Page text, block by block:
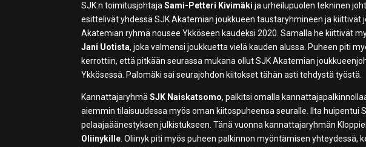
SJK:n toimitusjohtajaSami-Petteri Kivimäkija urheilupuolen tekninen
esittelivät yhdessä SJK Akatemian joukkueen taustaryhmineen ja
Akatemian ryhmä nousee Ykköseen kaudeksi 2020. Samalla he kiittivät
Jani Uotista, joka valmensi joukkuetta vielä kauden alussa. Puheen piti
kerrottiin, että pitkään seurassa mukana ollut SJK Akatemian
Ykkösessä. Palomäki sai seurajohdon kiitokset tähän asti tehdystä työstä.
KannattajaryhmäSJK Naiskatsomo, palkitsi omalla
aiemmin tilaisuudessa myös oman kiitospuheensa seuralle. Ilta huipentui
pelaajaäänestyksen julkistukseen. Tänä vuonna kannattajaryhmän
Oliinykille. Oliinyk piti myös puheen palkinnon myöntämisen yhteydessä,